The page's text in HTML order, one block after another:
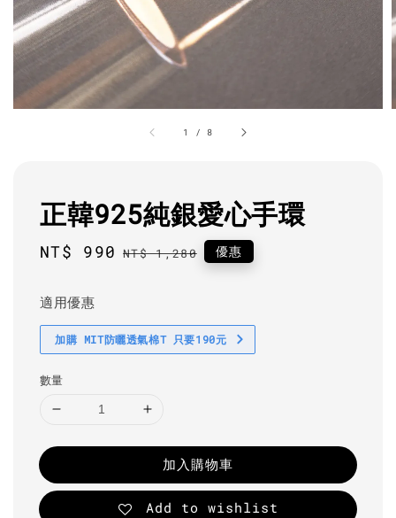
1 / 8
正韓925純銀愛心手環
Sale
NT$ 990 Regular
NT$ 1,280 優惠
適用優惠
加購 MIT防曬透氣棉T 只要190元
數量
加入購物車
Add to wishlist